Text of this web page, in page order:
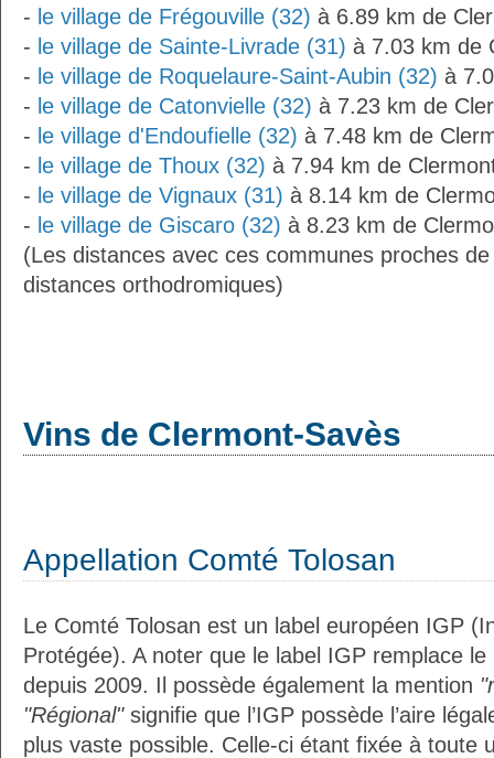
- le village de Frégouville (32) à 6.89 km de
- le village de Sainte-Livrade (31) à 7.03 km de
- le village de Roquelaure-Saint-Aubin (32) à
- le village de Catonvielle (32) à 7.23 km de
- le village d'Endoufielle (32) à 7.48 km de
- le village de Thoux (32) à 7.94 km de
- le village de Vignaux (31) à 8.14 km de
- le village de Giscaro (32) à 8.23 km de
(Les distances avec ces communes proches
distances orthodromiques)
Vins de Clermont-Savès
Appellation Comté Tolosan
Le Comté Tolosan est un label européen IGP
Protégée). A noter que le label IGP remplace
depuis 2009. Il possède également la mention
"Régional"signifie que l’IGP possède l’aire
plus vaste possible. Celle-ci étant fixée à toute